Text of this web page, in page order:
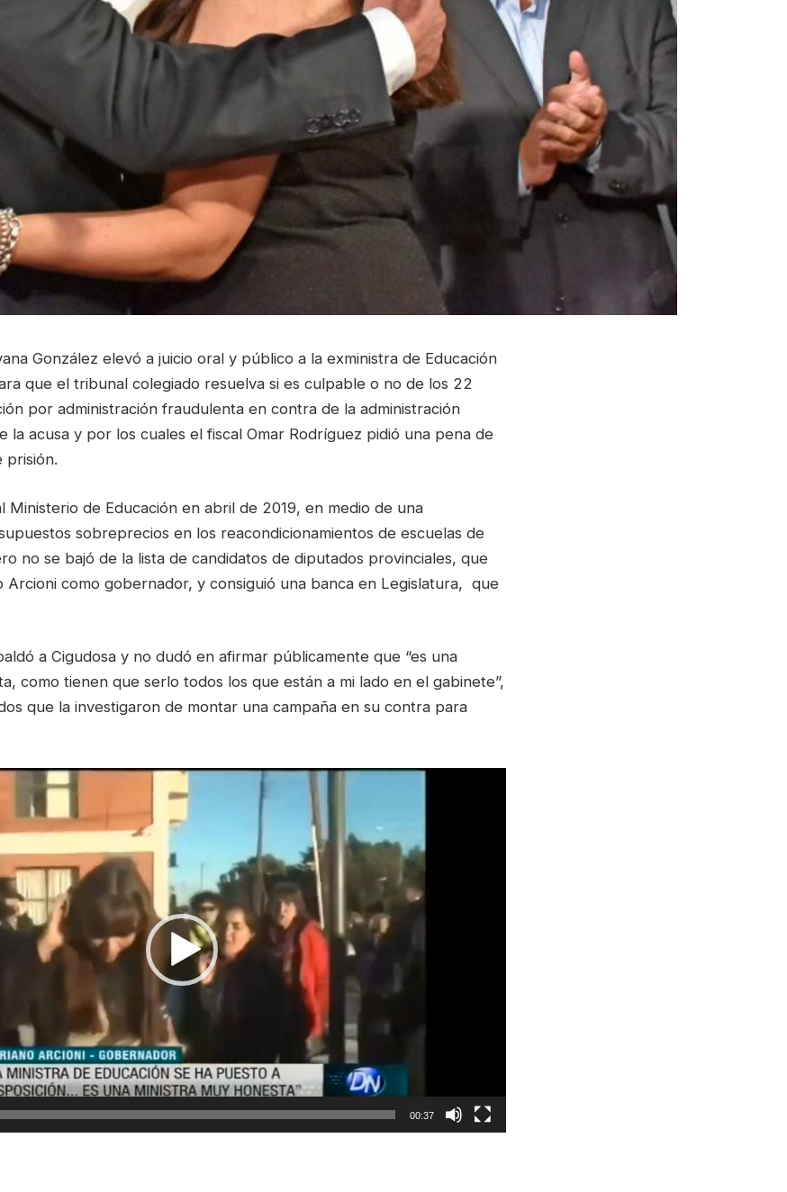
González elevó a juicio oral y público a la exministra de Educación
que el tribunal colegiado resuelva si es culpable o no de los 22
por administración fraudulenta en contra de la administración
la acusa y por los cuales el fiscal Omar Rodríguez pidió una pena de
prisión.
Ministerio de Educación en abril de 2019, en medio de una
sobreprecios en los reacondicionamientos de escuelas de
no se bajó de la lista de candidatos de diputados provinciales, que
Arcioni como gobernador, y consiguió una banca en Legislatura, que
a Cigudosa y no dudó en afirmar públicamente que “es una
como tienen que serlo todos los que están a mi lado en el gabinete”,
que la investigaron de montar una campaña en su contra para
00:37